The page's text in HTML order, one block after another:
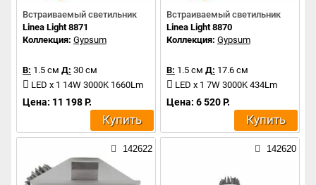
Встраиваемый светильник
Linea Light 8871
Коллекция: Gypsum
В: 1.5 см Д: 30 см
LED x 1 14W 3000K 1660Lm
Цена: 11 198 Р.
Купить
Встраиваемый светильник
Linea Light 8870
Коллекция: Gypsum
В: 1.5 см Д: 17.6 см
LED x 1 7W 3000K 434Lm
Цена: 6 520 Р.
Купить
142622 142620